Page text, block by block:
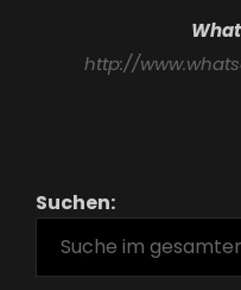
http://
Suchen: